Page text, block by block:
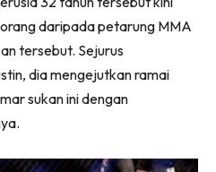
daripada petarung MMA
tersebut. Sejurus
dia mengejutkan ramai
sukan ini dengan